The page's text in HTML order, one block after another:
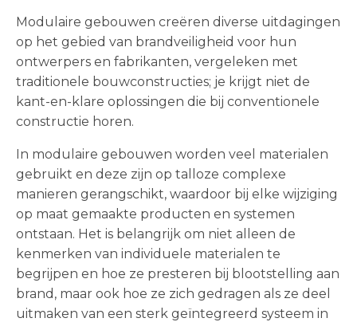
Modulaire gebouwen creëren diverse uitdagingen
op het gebied van brandveiligheid voor hun
ontwerpers en fabrikanten, vergeleken met
traditionele bouwconstructies; je krijgt niet de
kant-en-klare oplossingen die bij conventionele
constructie horen.
In modulaire gebouwen worden veel materialen
gebruikt en deze zijn op talloze complexe
manieren gerangschikt, waardoor bij elke wijziging
op maat gemaakte producten en systemen
ontstaan. Het is belangrijk om niet alleen de
kenmerken van individuele materialen te
begrijpen en hoe ze presteren bij blootstelling aan
brand, maar ook hoe ze zich gedragen als ze deel
uitmaken van een sterk geïntegreerd systeem in